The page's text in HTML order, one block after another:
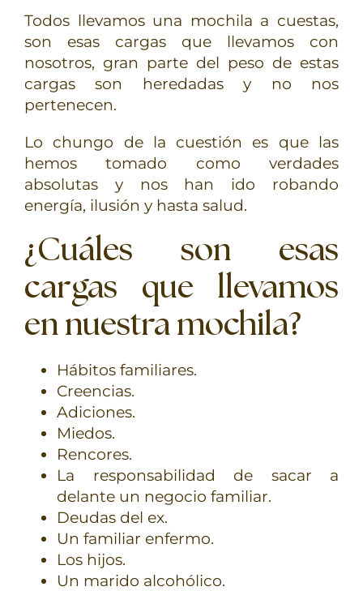
Todos llevamos una mochila a cuestas,
son esas cargas que llevamos con
nosotros, gran parte del peso de estas
cargas son heredadas y no nos
pertenecen.
Lo chungo de la cuestión es que las
hemos tomado como verdades
absolutas y nos han ido robando
energía, ilusión y hasta salud.
¿Cuáles son esas
cargas que llevamos
en nuestra mochila?
Hábitos familiares.
Creencias.
Adiciones.
Miedos.
Rencores.
La responsabilidad de sacar a
delante un negocio familiar.
Deudas del ex.
Un familiar enfermo.
Los hijos.
Un marido alcohólico.